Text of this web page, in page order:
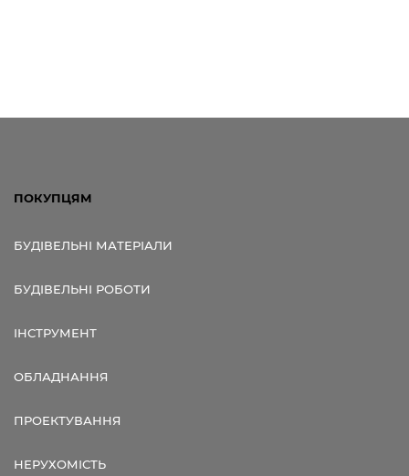
ПОКУПЦЯМ
БУДІВЕЛЬНІ МАТЕРІАЛИ
БУДІВЕЛЬНІ РОБОТИ
ІНСТРУМЕНТ
ОБЛАДНАННЯ
ПРОЕКТУВАННЯ
НЕРУХОМІСТЬ